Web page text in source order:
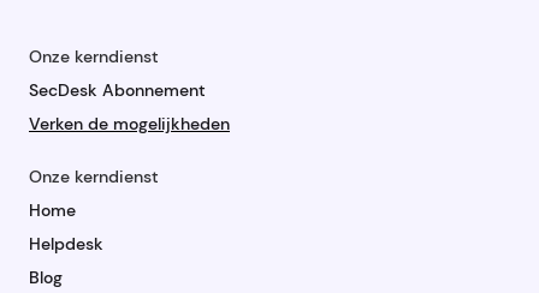
Onze kerndienst
SecDesk Abonnement
Verken de mogelijkheden
Onze kerndienst
Home
Helpdesk
Blog